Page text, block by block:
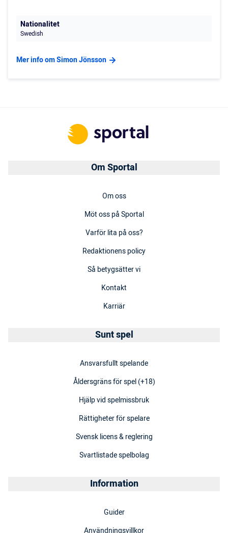
Nationalitet
Swedish
Mer info om Simon Jönsson
Om Sportal
Om oss
Möt oss på Sportal
Varför lita på oss?
Redaktionens policy
Så betygsätter vi
Kontakt
Karriär
Sunt spel
Ansvarsfullt spelande
Åldersgräns för spel (+18)
Hjälp vid spelmissbruk
Rättigheter för spelare
Svensk licens & reglering
Svartlistade spelbolag
Information
Guider
Användningsvillkor